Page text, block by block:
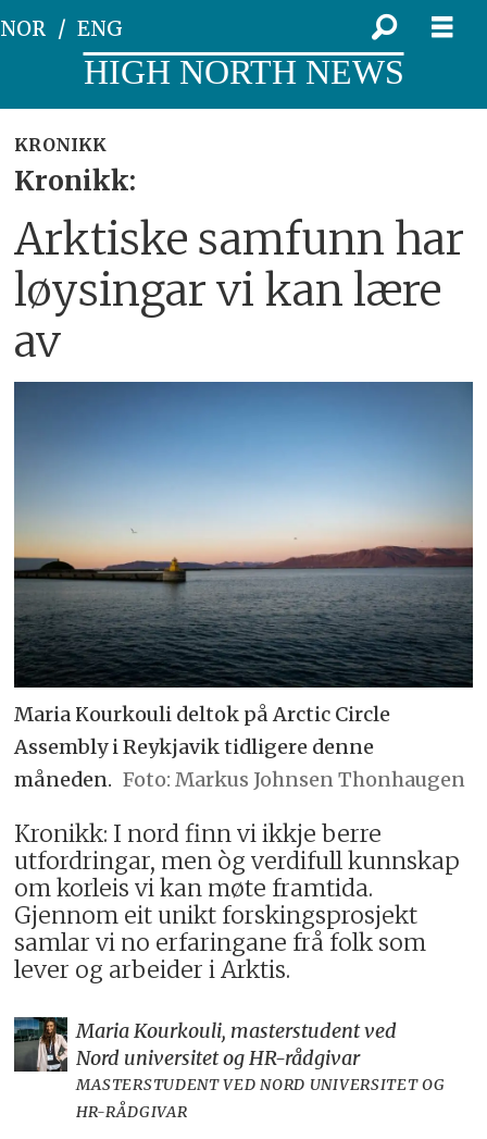
NOR ENG
HIGH NORTH NEWS
KRONIKK
Kronikk:
Arktiske samfunn har
løysingar vi kan lære
av
Maria Kourkouli deltok på Arctic Circle
Assembly i Reykjavik tidligere denne
måneden.
Markus Johnsen Thonhaugen
Kronikk: I nord finn vi ikkje berre
utfordringar, men òg verdifull kunnskap
om korleis vi kan møte framtida.
Gjennom eit unikt forskingsprosjekt
samlar vi no erfaringane frå folk som
lever og arbeider i Arktis.
Maria Kourkouli, masterstudent ved
Nord universitet og HR-rådgivar
MASTERSTUDENT VED NORD UNIVERSITET OG
HR-RÅDGIVAR